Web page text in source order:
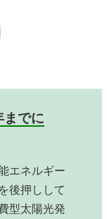
までに
エネルギー
後押しして
型太陽光発